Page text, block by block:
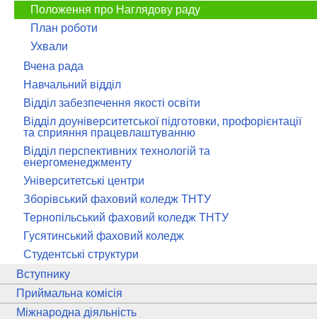
Положення про Наглядову раду
План роботи
Ухвали
Вчена рада
Навчальний відділ
Відділ забезпечення якості освіти
Відділ доуніверситетської підготовки, профорієнтації
та сприяння працевлаштуванню
Відділ перспективних технологій та
енергоменеджменту
Університетські центри
Зборівський фаховий коледж ТНТУ
Тернопільський фаховий коледж ТНТУ
Гусятинський фаховий коледж
Студентські структури
Вступнику
Приймальна комісія
Міжнародна діяльність